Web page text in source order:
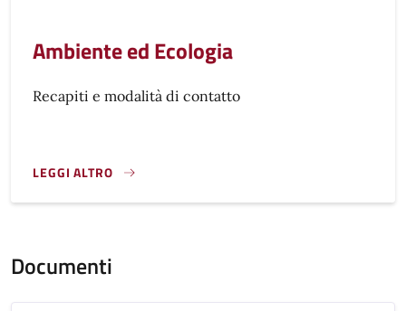
Ambiente ed Ecologia
Recapiti e modalità di contatto
LEGGI ALTRO
}
Documenti